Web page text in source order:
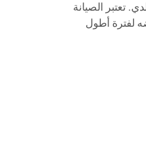
تعتبر الصيانة
لفترة أطول